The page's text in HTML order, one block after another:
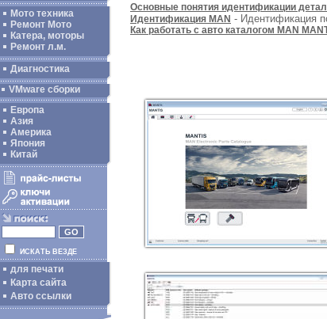
Мото техника
Ремонт Мото
Катера, моторы
Ремонт л.м.
Диагностика
VMware сборки
Европа
Азия
Америка
Япония
Китай
ИСКАТЬ ВЕЗДЕ
для печати
Карта сайта
Авто ссылки
Основные понятия идентификации
Идентификация MAN - Идентификация
Как работать с авто каталогом MAN